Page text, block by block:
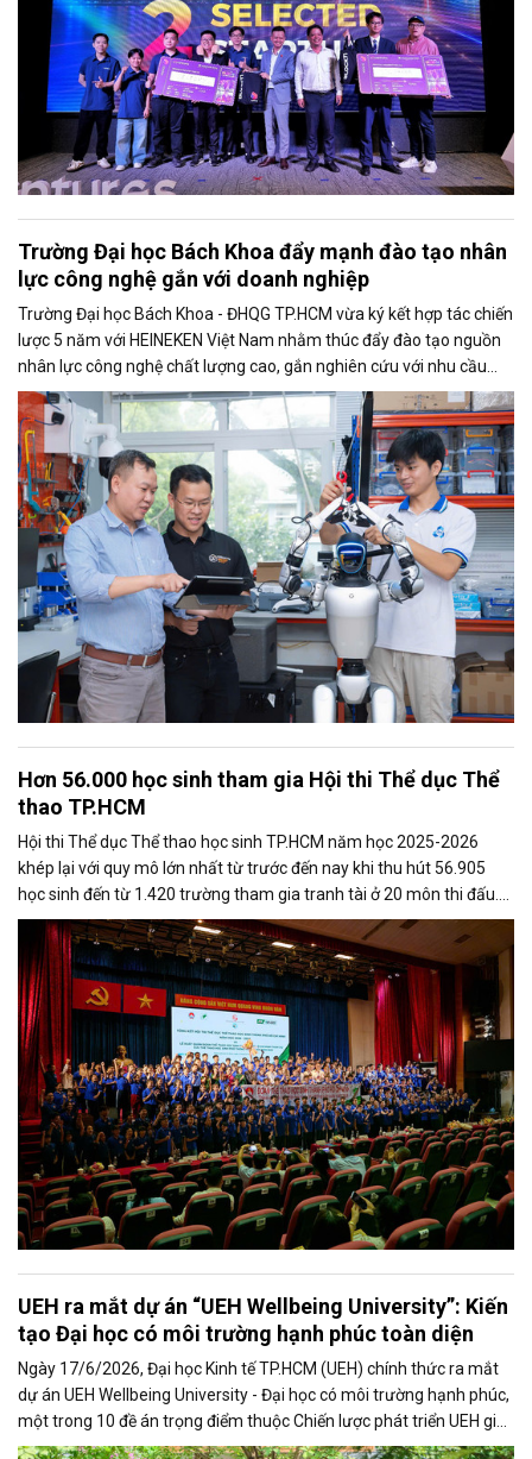
Trường Đại học Bách Khoa đẩy mạnh đào tạo nhân
lực công nghệ gắn với doanh nghiệp
Trường Đại học Bách Khoa - ĐHQG TP.HCM vừa ký kết hợp tác chiến
lược 5 năm với HEINEKEN Việt Nam nhằm thúc đẩy đào tạo nguồn
nhân lực công nghệ chất lượng cao, gắn nghiên cứu với nhu cầu
doanh nghiệp và tăng cường ứng dụng công nghệ trong sản xuất.
Hơn 56.000 học sinh tham gia Hội thi Thể dục Thể
thao TP.HCM
Hội thi Thể dục Thể thao học sinh TP.HCM năm học 2025-2026
khép lại với quy mô lớn nhất từ trước đến nay khi thu hút 56.905
học sinh đến từ 1.420 trường tham gia tranh tài ở 20 môn thi đấu.
Thành tích này cũng giúp hội thi được Tổ chức Kỷ lục Việt Nam
(VietKings) xác lập kỷ lục là "Hội thi thể thao học sinh cấp thành phố
có số lượng học sinh tham gia đông nhất Việt Nam".
UEH ra mắt dự án “UEH Wellbeing University”: Kiến
tạo Đại học có môi trường hạnh phúc toàn diện
Ngày 17/6/2026, Đại học Kinh tế TP.HCM (UEH) chính thức ra mắt
dự án UEH Wellbeing University - Đại học có môi trường hạnh phúc,
một trong 10 đề án trọng điểm thuộc Chiến lược phát triển UEH giai
đoạn 2025 - 2030. Dự án hướng đến kiến tạo môi trường học tập,